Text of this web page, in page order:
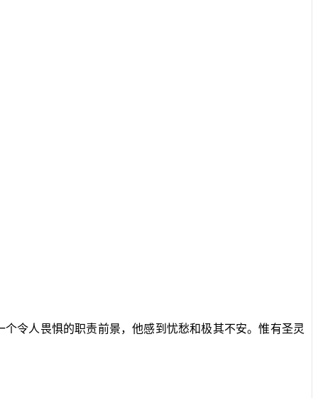
令人畏惧的职责前景，他感到忧愁和极其不安。惟有圣灵